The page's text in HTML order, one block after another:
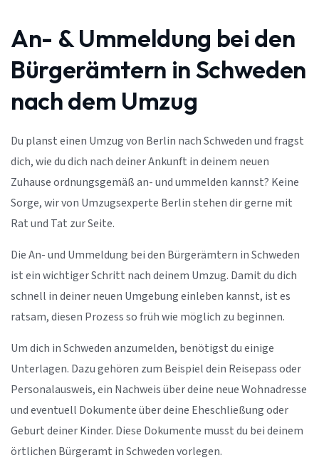
An- & Ummeldung bei den
Bürgerämtern in Schweden
nach dem Umzug
Du planst einen Umzug von Berlin nach Schweden und fragst
dich, wie du dich nach deiner Ankunft in deinem neuen
Zuhause ordnungsgemäß an- und ummelden kannst? Keine
Sorge, wir von Umzugsexperte Berlin stehen dir gerne mit
Rat und Tat zur Seite.
Die An- und Ummeldung bei den Bürgerämtern in Schweden
ist ein wichtiger Schritt nach deinem Umzug. Damit du dich
schnell in deiner neuen Umgebung einleben kannst, ist es
ratsam, diesen Prozess so früh wie möglich zu beginnen.
Um dich in Schweden anzumelden, benötigst du einige
Unterlagen. Dazu gehören zum Beispiel dein Reisepass oder
Personalausweis, ein Nachweis über deine neue Wohnadresse
und eventuell Dokumente über deine Eheschließung oder
Geburt deiner Kinder. Diese Dokumente musst du bei deinem
örtlichen Bürgeramt in Schweden vorlegen.